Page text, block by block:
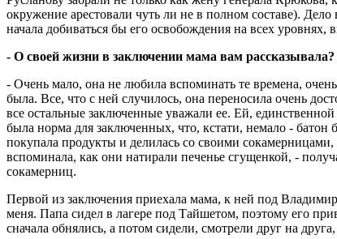
окружение арестовали чуть ли не в полном составе).
начала добиваться бы его освобождения на всех уровнях,
- О своей жизни в заключении мама вам рассказывала?
- Очень мало, она не любила вспоминать те времена,
была. Все, что с ней случилось, она переносила очень
все остальные заключенные уважали ее. Ей,
была норма для заключенных, что, кстати, немало - батон
покупала продукты и делилась со своими
вспоминала, как они натирали печенье сгущенкой, -
сокамерниц.
Первой из заключения приехала мама, к ней под
меня. Папа сидел в лагере под Тайшетом, поэтому его
сначала обнялись, а потом сидели, смотрели друг на